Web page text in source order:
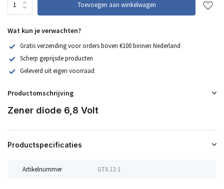
Toevoegen aan winkelwagen
Wat kun je verwachten?
Gratis verzending voor orders boven €100 binnen Nederland
Scherp geprijsde producten
Geleverd uit eigen voorraad
Productomschrijving
Zener diode 6,8 Volt
Productspecificaties
Artikelnummer GT6.12-1